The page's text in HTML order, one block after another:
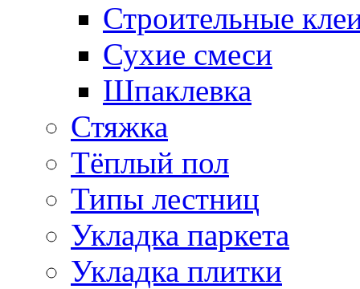
Строительные
Сухие смеси
Шпаклевка
Стяжка
Тёплый пол
Типы лестниц
Укладка паркета
Укладка плитки